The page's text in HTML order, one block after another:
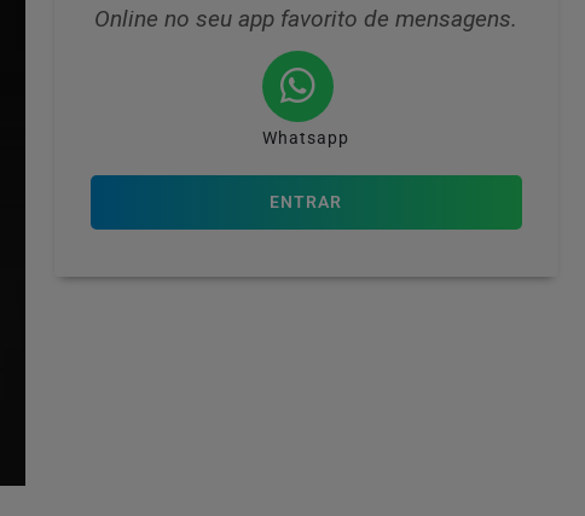
Online no seu app favorito de mensagens.
Whatsapp
ENTRAR